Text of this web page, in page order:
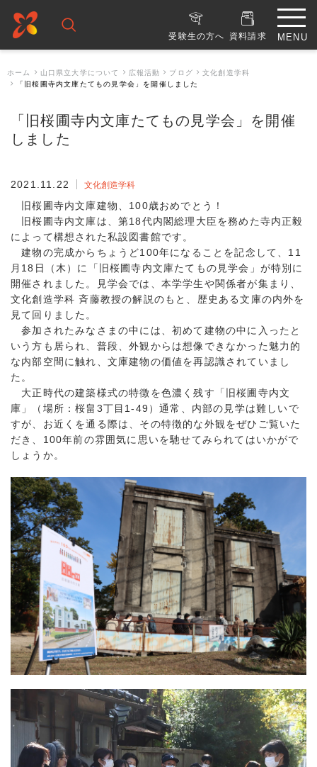
受験生の方へ 資料請求
ホーム 山口県立大学について 広報活動 ブログ
文化創造学科
「旧桜圃寺内文庫たてもの見学会」を開催しました
「旧桜圃寺内文庫たてもの見学会」を開催
しました
2021.11.22 文化創造学科
旧桜圃寺内文庫建物、100歳おめでとう！
旧桜圃寺内文庫は、第18代内閣総理大臣を務めた寺内正毅
によって構想された私設図書館です。
建物の完成からちょうど100年になることを記念して、11
月18日（木）に「旧桜圃寺内文庫たてもの見学会」が特別に
開催されました。見学会では、本学学生や関係者が集まり、
文化創造学科 斉藤教授の解説のもと、歴史ある文庫の内外を
見て回りました。
参加されたみなさまの中には、初めて建物の中に入ったと
いう方も居られ、普段、外観からは想像できなかった魅力的
な内部空間に触れ、文庫建物の価値を再認識されていまし
た。
大正時代の建築様式の特徴を色濃く残す「旧桜圃寺内文
庫」（場所：桜畠3丁目1-49）通常、内部の見学は難しいで
すが、お近くを通る際は、その特徴的な外観をぜひご覧いた
だき、100年前の雰囲気に思いを馳せてみられてはいかがで
しょうか。